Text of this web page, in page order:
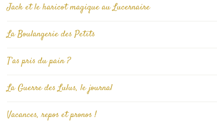
Jack et le haricot magique au Lucernaire
La Boulangerie des Petits
T’as pris du pain ?
La Guerre des Lulus, le journal
Vacances, repos et pronos !